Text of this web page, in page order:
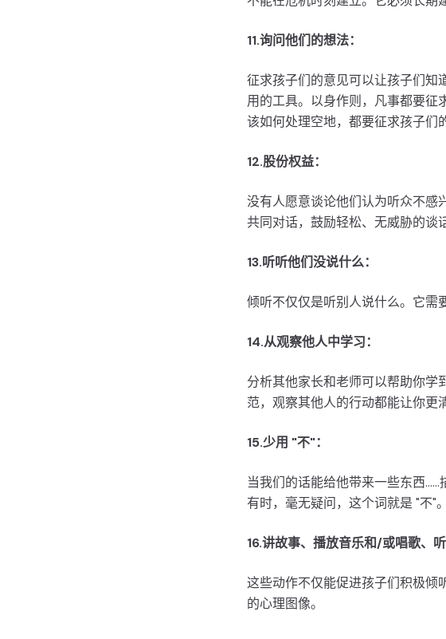
11.询问他们的想法：
征求孩子们的意见可以让孩子们知
用的工具。以身作则，凡事都要征
该如何处理空地，都要征求孩子们
12.股份权益：
没有人愿意谈论他们认为听众不感
共同对话，鼓励轻松、无威胁的谈
13.听听他们没说什么：
倾听不仅仅是听别人说什么。它需
14.从观察他人中学习：
分析其他家长和老师可以帮助你学
范，观察其他人的行动都能让你更
15.少用 "不"：
当我们的话能给他带来一些东西
有时，毫无疑问，这个词就是 "不"
16.讲故事、播放音乐和/或唱歌、
这些动作不仅能促进孩子们积极倾
的心理图像。